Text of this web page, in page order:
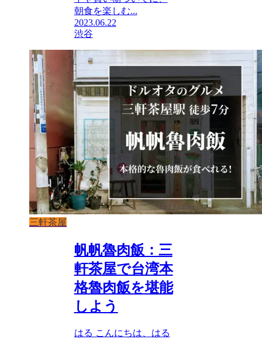
朝食を楽しむ...
2023.06.22
渋谷
三軒茶屋
帆帆魯肉飯：三
軒茶屋で台湾本
格魯肉飯を堪能
しよう
はる こんにちは、はる